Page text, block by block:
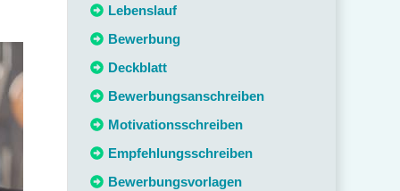
e
n
n
a
c
h
Lebenslauf
Bewerbung
Deckblatt
Bewerbungsanschreiben
Motivationsschreiben
Empfehlungsschreiben
Bewerbungsvorlagen